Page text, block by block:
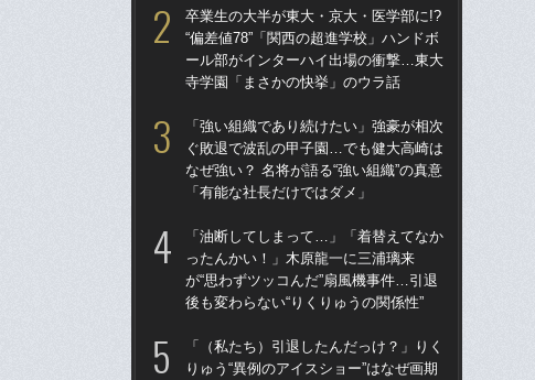
卒業生の大半が東大・京大・医学部に!?
“偏差値78”「関西の超進学校」ハンドボ
ール部がインターハイ出場の衝撃…東大
寺学園「まさかの快挙」のウラ話
「強い組織であり続けたい」強豪が相次
ぐ敗退で波乱の甲子園…でも健大高崎は
なぜ強い？ 名将が語る“強い組織”の真意
「有能な社長だけではダメ」
「油断してしまって…」「着替えてなか
ったんかい！」木原龍一に三浦璃来
が“思わずツッコんだ”扇風機事件…引退
後も変わらない“りくりゅうの関係性”
「（私たち）引退したんだっけ？」りく
りゅう“異例のアイスショー”はなぜ画期